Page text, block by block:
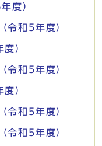
度）
令和5年度）
）
令和5年度）
）
令和5年度）
令和5年度）